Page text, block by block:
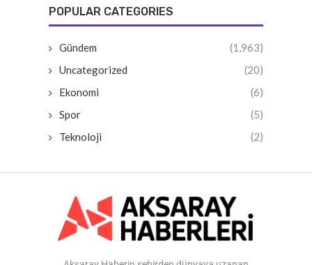
POPULAR CATEGORIES
Gündem
(1,963)
Uncategorized
(20)
Ekonomi
(6)
Spor
(5)
Teknoloji
(2)